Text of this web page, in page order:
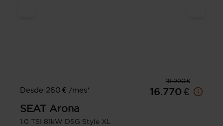
18.990 €
Desde 260 € /mes*
16.770 €
SEAT Arona
1.0 TSI 81kW DSG Style XL